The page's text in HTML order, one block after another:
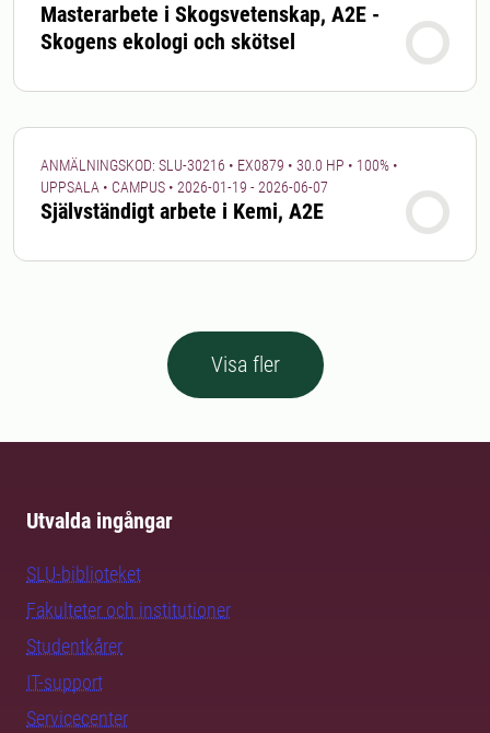
Masterarbete i Skogsvetenskap, A2E -
Skogens ekologi och skötsel
ANMÄLNINGSKOD: SLU-30216 • EX0879 • 30.0 HP • 100% •
UPPSALA • CAMPUS • 2026-01-19 - 2026-06-07
Självständigt arbete i Kemi, A2E
Visa fler
Utvalda ingångar
SLU-biblioteket
Fakulteter och institutioner
Studentkårer
IT-support
Servicecenter